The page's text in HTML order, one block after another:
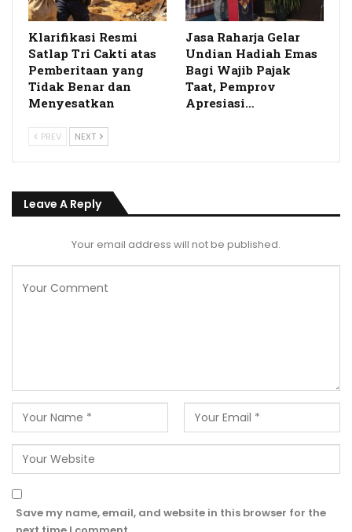
Klarifikasi Resmi
Satlap Tri Cakti atas
Pemberitaan yang
Tidak Benar dan
Menyesatkan
Jasa Raharja Gelar
Undian Hadiah Emas
Bagi Wajib Pajak
Taat, Pemprov
Apresiasi…
PREV NEXT
Leave A Reply
Your email address will not be published.
Save my name, email, and website in this browser for the